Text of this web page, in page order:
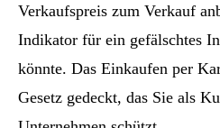
Verkaufspreis zum Verkauf
Indikator für ein gefälschtes
könnte. Das Einkaufen per
Gesetz gedeckt, das Sie als